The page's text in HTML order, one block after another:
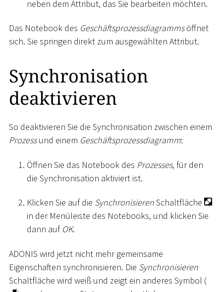
neben dem Attribut, das Sie bearbeiten möchten.
Das Notebook des Geschäftsprozessdiagrammsöffnet
sich. Sie springen direkt zum ausgewählten Attribut.
Synchronisation
deaktivieren
So deaktivieren Sie die Synchronisation zwischen einem
Prozessund einem Geschäftsprozessdiagramm:
Öffnen Sie das Notebook des Prozesses, für den
die Synchronisation aktiviert ist.
Klicken Sie auf die SynchronisierenSchaltfläche
in der Menüleiste des Notebooks, und klicken Sie
dann auf OK.
ADONIS wird jetzt nicht mehr gemeinsame
Eigenschaften synchronisieren. Die Synchronisieren
Schaltfläche wird weiß und zeigt ein anderes Symbol (